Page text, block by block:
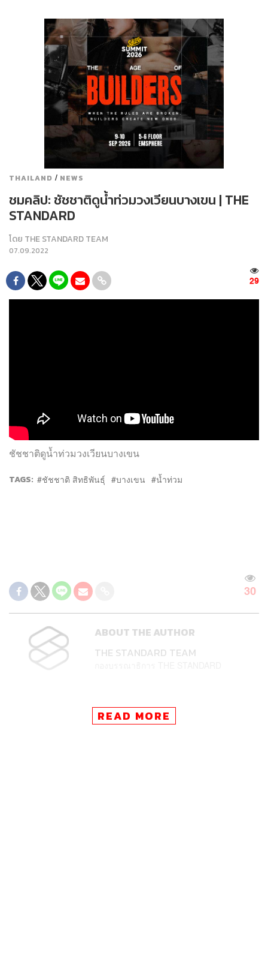
THAILAND / NEWS
ชมคลิป: ชัชชาติดูน้ำท่วมวงเวียนบางเขน | THE
STANDARD
โดย THE STANDARD TEAM
07.09.2022
29
ชัชชาติดูน้ำท่วมวงเวียนบางเขน
TAGS: ชัชชาติ สิทธิพันธุ์ บางเขน น้ำท่วม
30
ABOUT THE AUTHOR
THE STANDARD TEAM
READ MORE